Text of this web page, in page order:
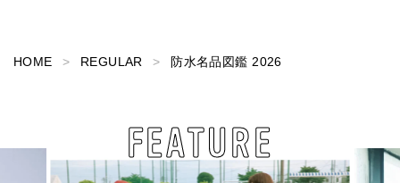
HOME REGULAR 防水名品図鑑 2026
FEATURE